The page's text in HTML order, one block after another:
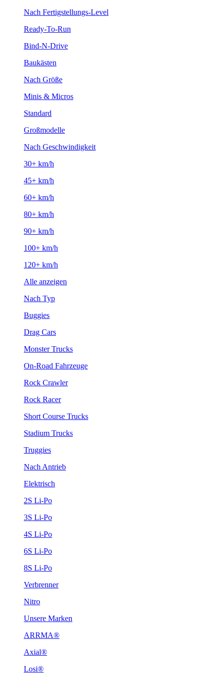
Nach Fertigstellungs-Level
Ready-To-Run
Bind-N-Drive
Baukästen
Nach Größe
Minis & Micros
Standard
Großmodelle
Nach Geschwindigkeit
30+ km/h
45+ km/h
60+ km/h
80+ km/h
90+ km/h
100+ km/h
120+ km/h
Alle anzeigen
Nach Typ
Buggies
Drag Cars
Monster Trucks
On-Road Fahrzeuge
Rock Crawler
Rock Racer
Short Course Trucks
Stadium Trucks
Truggies
Nach Antrieb
Elektrisch
2S Li-Po
3S Li-Po
4S Li-Po
6S Li-Po
8S Li-Po
Verbrenner
Nitro
Unsere Marken
ARRMA®
Axial®
Losi®